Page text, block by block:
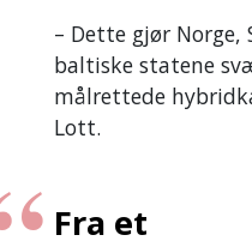
– Dette gjør Norge,
baltiske statene
målrettede
Lott.
Fra et